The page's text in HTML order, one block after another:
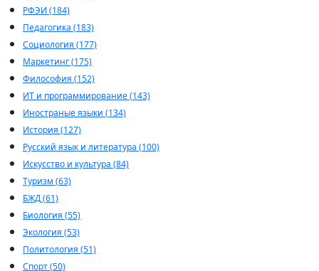
РФЭИ (184)
Педагогика (183)
Социология (177)
Маркетинг (175)
Философия (152)
ИТ и программирование (143)
Иностраные языки (134)
История (127)
Русский язык и литература (100)
Искусство и культура (84)
Туризм (63)
БЖД (61)
Биология (55)
Экология (53)
Политология (51)
Спорт (50)